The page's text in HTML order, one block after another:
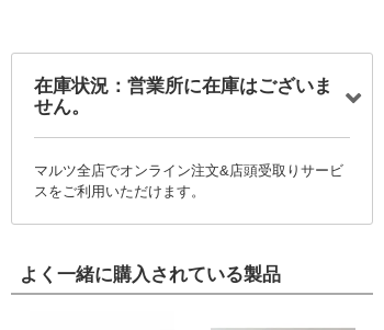
在庫状況：営業所に在庫はございま
せん。
マルツ全店でオンライン注文&店頭受取りサービ
スをご利用いただけます。
よく一緒に購入されている製品